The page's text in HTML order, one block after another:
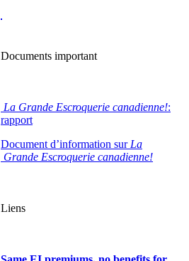
Documents important
La Grande Escroquerie canadienne!:
rapport
Document d’information sur La
Grande Escroquerie canadienne!
Liens